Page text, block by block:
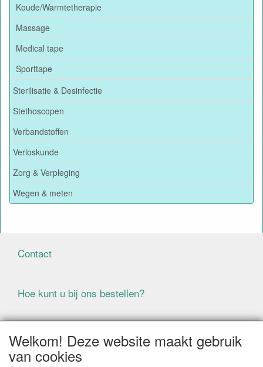
Koude/Warmtetherapie
Massage
Medical tape
Sporttape
Sterilisatie & Desinfectie
Stethoscopen
Verbandstoffen
Verloskunde
Zorg & Verpleging
Wegen & meten
Contact
Hoe kunt u bij ons bestellen?
Voorwaarden
Welkom! Deze website maakt gebruik
van cookies